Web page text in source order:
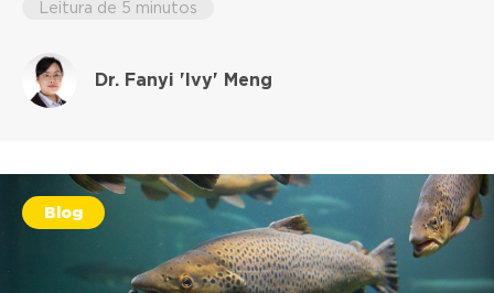
Leitura de 5 minutos
Dr. Fanyi 'Ivy' Meng
Blog